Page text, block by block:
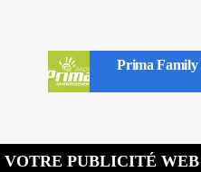
Prima Family
VOTRE PUBLICITÉ